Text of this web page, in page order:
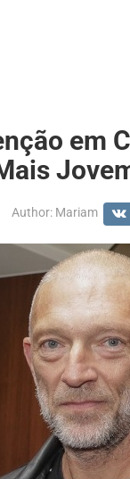
em
Author: Mariam